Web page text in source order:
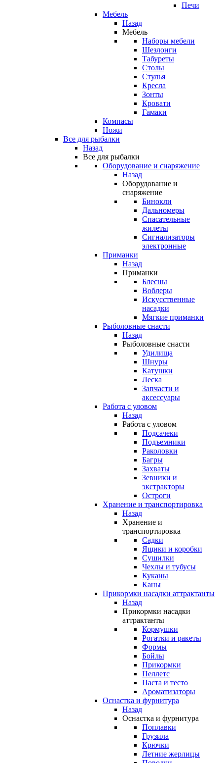
Печи
Мебель
Назад
Мебель
Наборы мебели
Шезлонги
Табуреты
Столы
Стулья
Кресла
Зонты
Кровати
Гамаки
Компасы
Ножи
Все для рыбалки
Назад
Все для рыбалки
Оборудование и снаряжение
Назад
Оборудование и
снаряжение
Бинокли
Дальномеры
Спасательные
жилеты
Сигнализаторы
электронные
Приманки
Назад
Приманки
Блесны
Воблеры
Искусственные
насадки
Мягкие приманки
Рыболовные снасти
Назад
Рыболовные снасти
Удилища
Шнуры
Катушки
Леска
Запчасти и
аксессуары
Работа с уловом
Назад
Работа с уловом
Подсачеки
Подъемники
Раколовки
Багры
Захваты
Зевники и
экстракторы
Остроги
Хранение и транспортировка
Назад
Хранение и
транспортировка
Садки
Ящики и коробки
Сушилки
Чехлы и тубусы
Куканы
Каны
Прикормки насадки аттрактанты
Назад
Прикормки насадки
аттрактанты
Кормушки
Рогатки и ракеты
Формы
Бойлы
Прикормки
Пеллетс
Паста и тесто
Ароматизаторы
Оснастка и фурнитура
Назад
Оснастка и фурнитура
Поплавки
Грузила
Крючки
Летние жерлицы